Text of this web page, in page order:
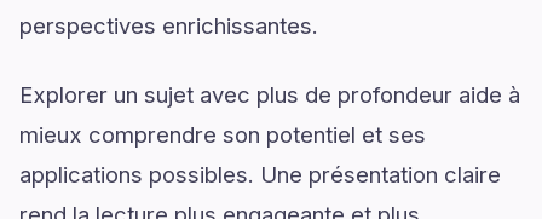
perspectives enrichissantes.
Explorer un sujet avec plus de profondeur aide à
mieux comprendre son potentiel et ses
applications possibles. Une présentation claire